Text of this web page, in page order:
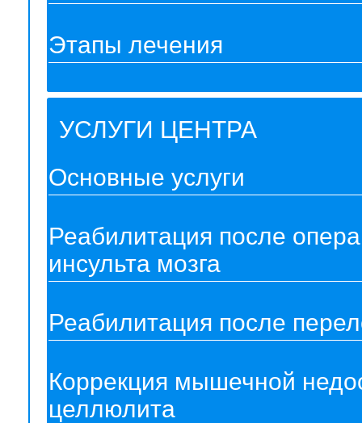
Этапы лечения
УСЛУГИ ЦЕНТРА
Основные услуги
Реабилитация после
инсульта мозга
Реабилитация после
Коррекция мышечной
целлюлита